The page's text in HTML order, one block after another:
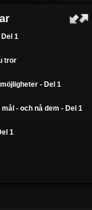
1
tror
- Del 1
- och nå dem - Del 1
1